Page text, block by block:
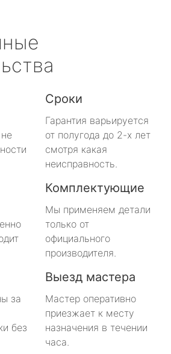
Сроки
Гарантия варьируется
от полугода до 2-х лет
смотря какая
неисправность.
Комплектующие
Мы применяем детали
только от
официального
производителя.
за
без
Выезд мастера
Мастер оперативно
приезжает к месту
назначения в течении
часа.